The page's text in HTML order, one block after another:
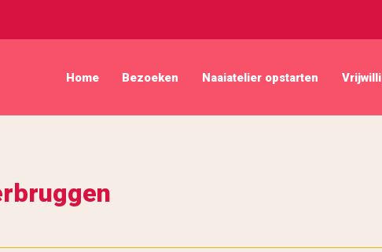
Home Bezoeken Naaiatelier opstarten